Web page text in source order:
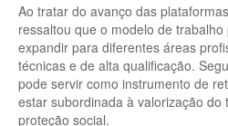
Ao tratar do avanço das
ressaltou que o modelo de
expandir para diferentes áreas
técnicas e de alta qualificação.
pode servir como instrumento de
estar subordinada à valorização do
proteção social.